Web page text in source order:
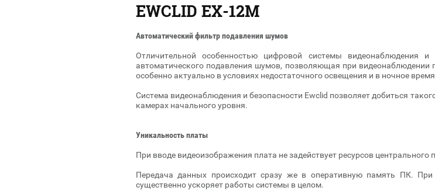
EWCLID EX-12M
Автоматический фильтр подавления шумов
Отличительной особенностью цифровой системы видеонаблюдения и
автоматического подавления шумов, позволяющая при видеонаблюдении
особенно актуально в условиях недостаточного освещения и в ночное
Система видеонаблюдения и безопасности Ewclid позволяет добиться
камерах начального уровня.
Уникальность платы
При вводе видеоизображения плата не задействует ресурсов
Передача данных происходит сразу же в оперативную память ПК. При
существенно ускоряет работы системы в целом.